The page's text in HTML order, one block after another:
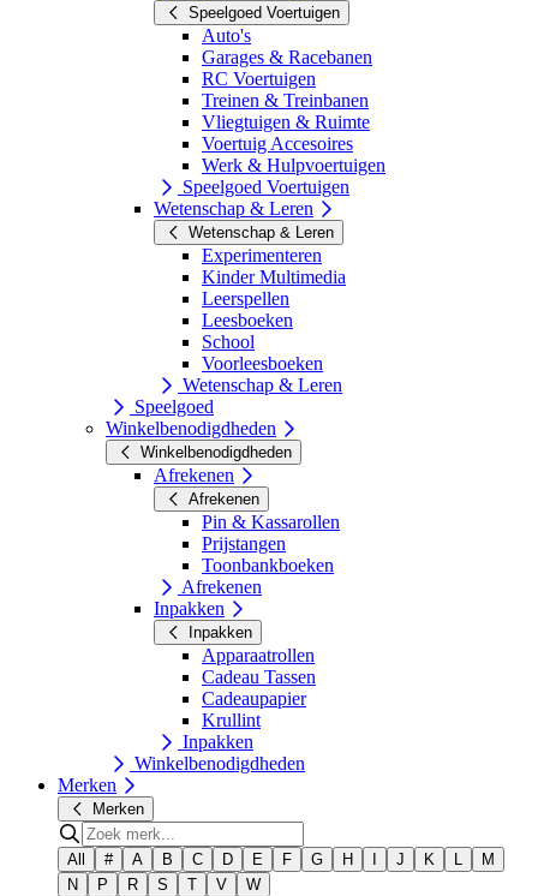
Speelgoed Voertuigen
Auto's
Garages & Racebanen
RC Voertuigen
Treinen & Treinbanen
Vliegtuigen & Ruimte
Voertuig Accesoires
Werk & Hulpvoertuigen
Speelgoed Voertuigen
Wetenschap & Leren
Wetenschap & Leren
Experimenteren
Kinder Multimedia
Leerspellen
Leesboeken
School
Voorleesboeken
Wetenschap & Leren
Speelgoed
Winkelbenodigdheden
Winkelbenodigdheden
Afrekenen
Afrekenen
Pin & Kassarollen
Prijstangen
Toonbankboeken
Afrekenen
Inpakken
Inpakken
Apparaatrollen
Cadeau Tassen
Cadeaupapier
Krullint
Inpakken
Winkelbenodigdheden
Merken
Merken
All # A B C D E F G H J K L
M
N
P R S T V W